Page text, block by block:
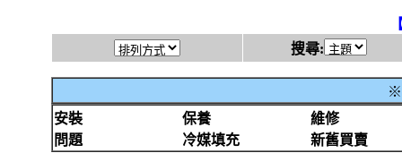
搜尋:
※
安裝
保養
維修
問題
冷媒填充 新舊買賣